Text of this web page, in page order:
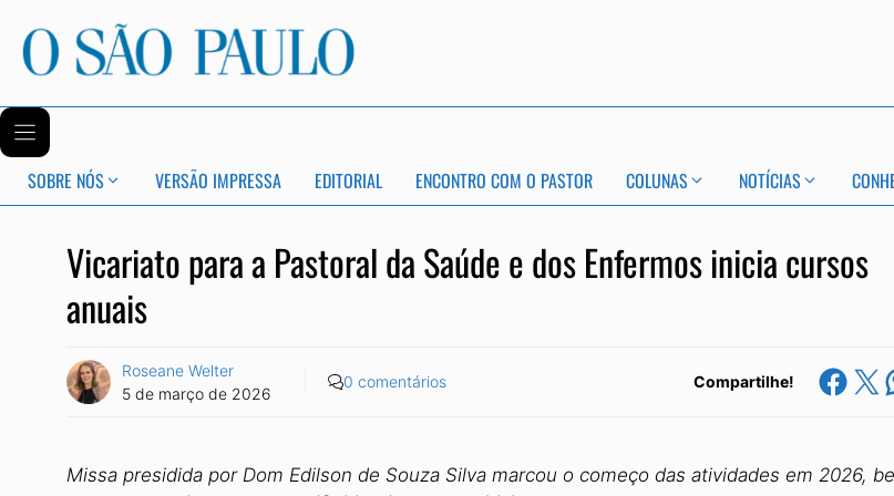
SOBRE NÓS VERSÃO IMPRESSA EDITORIAL ENCONTRO COM O PASTOR COLUNAS NOTÍCIAS
Vicariato para a Pastoral da Saúde e dos Enfermos inicia cursos
anuais
Roseane Welter
5 de março de 2026
0 comentários Compartilhe! Share on
Share on X
Missa presidida por Dom Edilson de Souza Silva marcou o começo das atividades em 2026,